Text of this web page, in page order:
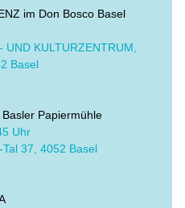
im Don Bosco Basel
KULTURZENTRUM,
Basel
Papiermühle
Uhr
37, 4052 Basel